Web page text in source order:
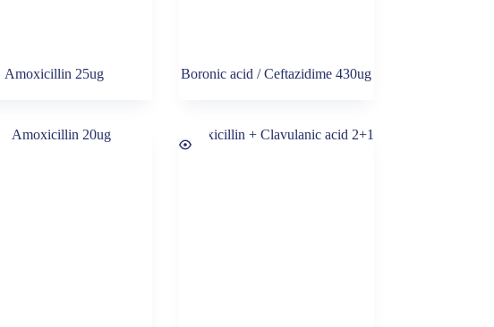
Amoxicillin 25ug Boronic acid / Ceftazidime 430ug